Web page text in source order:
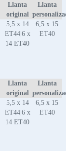
Llanta
original
Llanta
5,5 x 14
ET44|6 x
14 ET40
6,5 x 15
ET40
Llanta
original
Llanta
5,5 x 14
ET44|6 x
14 ET40
6,5 x 15
ET40